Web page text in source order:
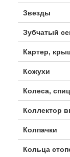
Звезды
Зубчатый
Картер,
Кожухи
Колеса,
Коллектор
Колпачки
Кольца